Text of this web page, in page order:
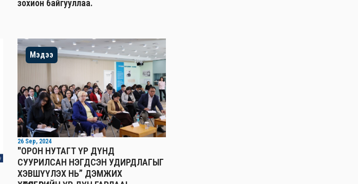
зохион байгууллаа.
Мэдээ
26 Sep, 2024
"ОРОН НУТАГТ ҮР ДҮНД
СУУРИЛСАН НЭГДСЭН УДИРДЛАГЫГ
ХЭВШҮҮЛЭХ НЬ” ДЭМЖИХ